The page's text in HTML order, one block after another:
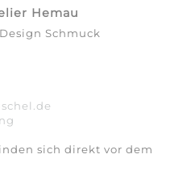
Hemau
Schmuck
sich direkt vor dem